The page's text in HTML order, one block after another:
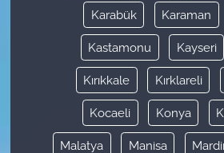
Karabük Karaman
Kastamonu Kayseri
Kırıkkale Kırklareli
Kocaeli Konya
Malatya Manisa